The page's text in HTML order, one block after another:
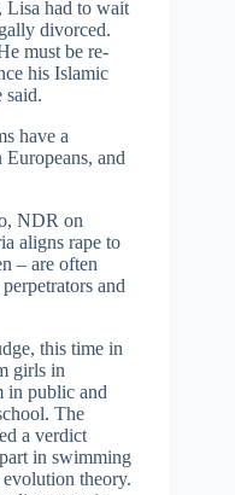
Lisa had to wait
divorced.
must be re-
his Islamic
said.
have a
and
NDR on
aligns rape to
– are often
and
this time in
girls in
in public and
The
a verdict
in swimming
evolution theory.